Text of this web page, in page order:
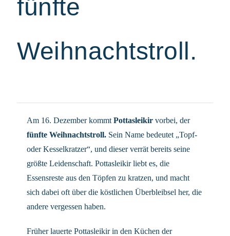
fünfte
Weihnachtstroll.
Am 16. Dezember kommtPottasleikir vorbei, der
fünfte Weihnachtstroll. Sein Name bedeutet „Topf-
oder Kesselkratzer“, und dieser verrät bereits seine
größte Leidenschaft. Pottasleikir liebt es, die
Essensreste aus den Töpfen zu kratzen, und macht
sich dabei oft über die köstlichen Überbleibsel her, die
andere vergessen haben.
Früher lauerte Pottasleikir in den Küchen der